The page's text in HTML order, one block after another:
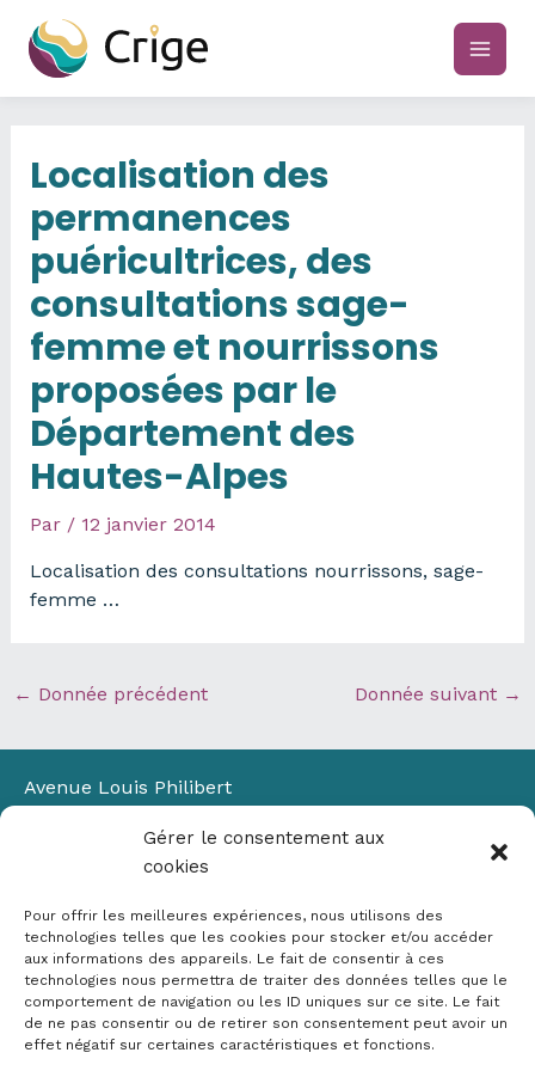
Gérer le consentement aux
cookies
Pour offrir les meilleures expériences, nous utilisons des
technologies telles que les cookies pour stocker et/ou accéder
aux informations des appareils. Le fait de consentir à ces
technologies nous permettra de traiter des données telles que le
comportement de navigation ou les ID uniques sur ce site. Le fait
de ne pas consentir ou de retirer son consentement peut avoir un
effet négatif sur certaines caractéristiques et fonctions.
contenu
main
Localisation des
permanences
puéricultrices, des
consultations sage-
femme et nourrissons
proposées par le
Département des
Hautes-Alpes
Par / 12 janvier 2014
Localisation des consultations nourrissons, sage-
femme …
← Donnée précédent Donnée suivant →
Avenue Louis Philibert
Bâtiment Laennec
13100 Aix-en-Provence
✉ contact@crige-paca.org